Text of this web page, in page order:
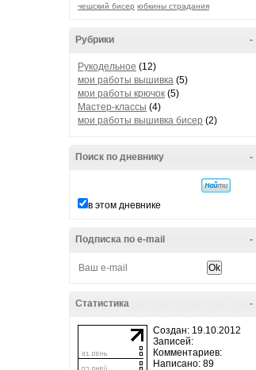
чешский бисер юбкины страдания
-
Рубрики
Рукодельное (12)
мои работы вышивка (5)
мои работы крючок (5)
Мастер-классы (4)
мои работы вышивка бисер (2)
-
Поиск по дневнику
в этом дневнике
-
Подписка по e-mail
-
Статистика
Создан: 19.10.2012
Записей:
Комментариев:
Написано: 89